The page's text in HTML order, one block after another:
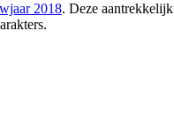
2018. Deze